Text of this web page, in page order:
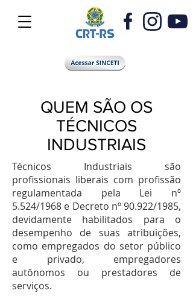
QUEM SÃO OS
TÉCNICOS
INDUSTRIAIS
Técnicos Industriais são
profissionais liberais com profissão
regulamentada pela Lei nº
5.524/1968 e Decreto nº 90.922/1985,
devidamente habilitados para o
desempenho de suas atribuições,
como empregados do setor público
e privado, empregadores
autônomos ou prestadores de
serviços.